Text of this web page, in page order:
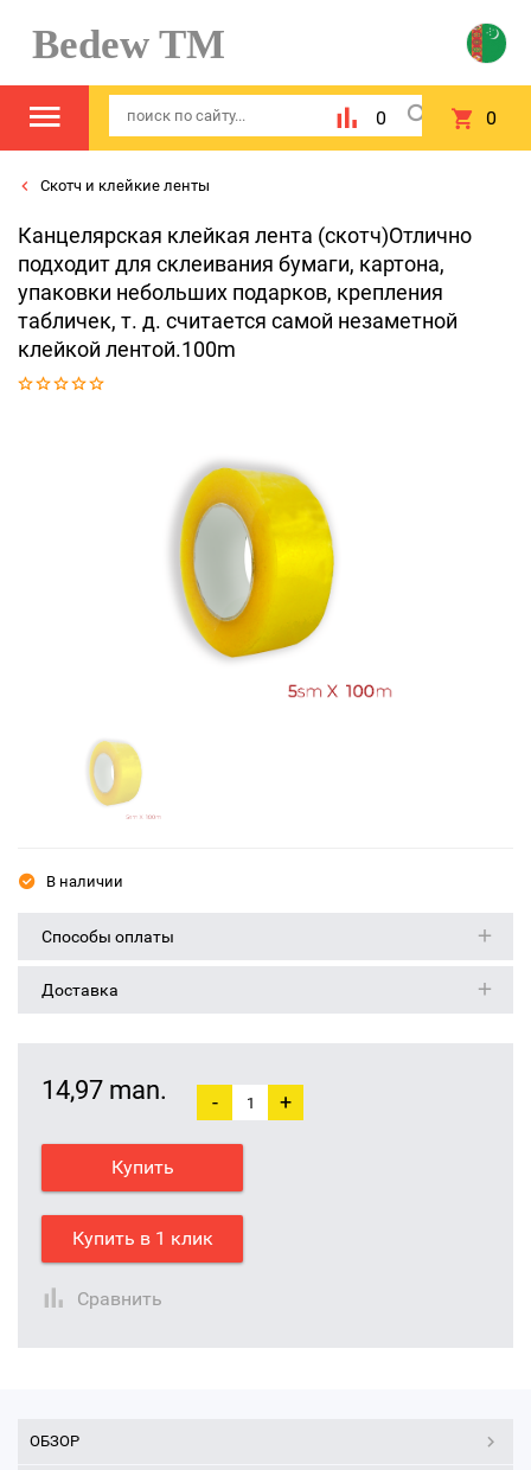
Bedew TM
0 0
Скотч и клейкие ленты
Канцелярская клейкая лента (скотч)Отлично
подходит для склеивания бумаги, картона,
упаковки небольших подарков, крепления
табличек, т. д. считается самой незаметной
клейкой лентой.100m
В наличии
Способы оплаты
Доставка
14,97 man. - +
Купить
Купить в 1 клик
Сравнить
ОБЗОР